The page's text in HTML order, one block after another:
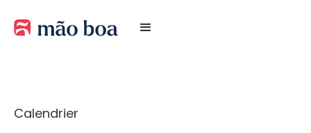
Calendrier